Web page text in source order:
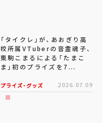
「タイクレ」が、あおぎり高
校所属VTuberの音霊魂子、
栗駒こまるによる「たまこ
ま」初のプライズを7...
プライズ・グッズ 2026.07.09